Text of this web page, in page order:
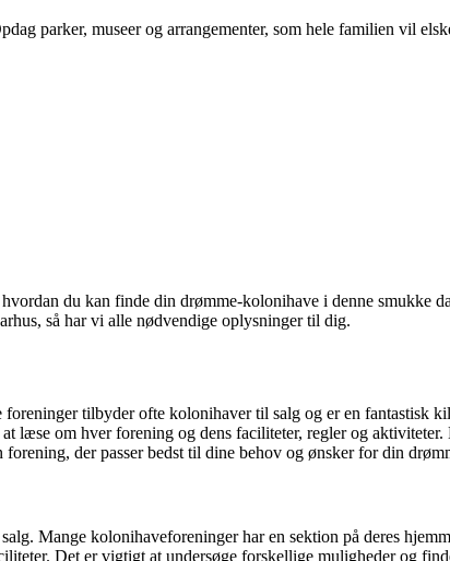
parker, museer og arrangementer, som hele familien vil
du kan finde din drømme-kolonihave i denne smukke
så har vi alle nødvendige oplysninger til dig.
tilbyder ofte kolonihaver til salg og er en fantastisk
læse om hver forening og dens faciliteter, regler og
der passer bedst til dine behov og ønsker for din
Mange kolonihaveforeninger har en sektion på deres
Det er vigtigt at undersøge forskellige muligheder og